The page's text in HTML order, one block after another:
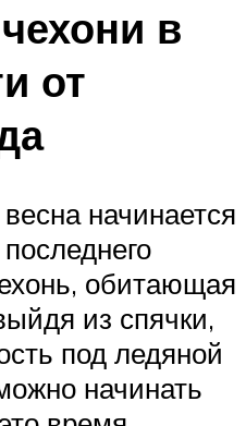
в
от
начинается
обитающая
из спячки,
под ледяной
начинать